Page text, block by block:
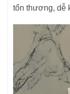
tổn thương, dễ